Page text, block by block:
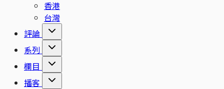
香港
台灣
評論
系列
欄目
播客